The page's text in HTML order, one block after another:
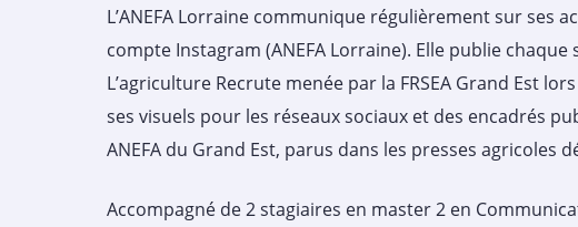
L’ANEFA Lorraine communique régulièrement sur ses
compte Instagram (ANEFA Lorraine). Elle publie
L’agriculture Recrute menée par la FRSEA Grand Est
ses visuels pour les réseaux sociaux et des encadrés
ANEFA du Grand Est, parus dans les presses agricoles
Accompagné de 2 stagiaires en master 2 en